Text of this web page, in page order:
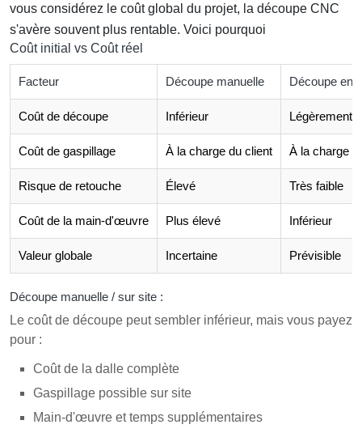
vous considérez le coût global du projet, la découpe CNC
s'avère souvent plus rentable. Voici pourquoi
Coût initial vs Coût réel
Facteur Découpe manuelle Découpe en
Coût de découpe Inférieur Légèrement
Coût de gaspillage À la charge du client À la charge
Risque de retouche Élevé Très faible
Coût de la main-d'œuvre Plus élevé Inférieur
Valeur globale Incertaine Prévisible
Découpe manuelle / sur site :
Le coût de découpe peut sembler inférieur, mais vous payez
pour :
Coût de la dalle complète
Gaspillage possible sur site
Main-d'œuvre et temps supplémentaires